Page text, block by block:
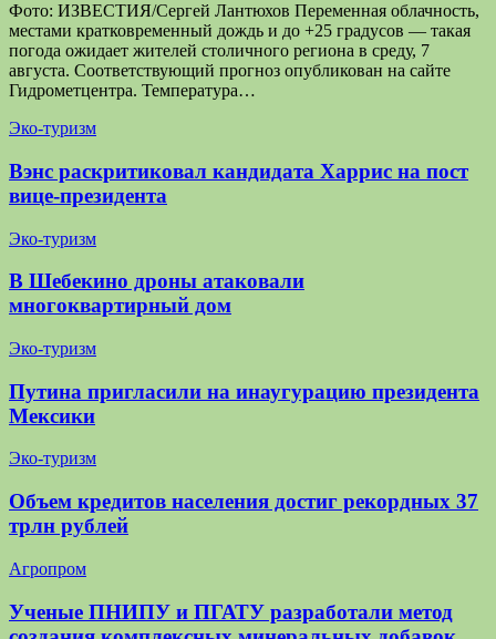
Фото: ИЗВЕСТИЯ/Сергей Лантюхов Переменная облачность,
местами кратковременный дождь и до +25 градусов — такая
погода ожидает жителей столичного региона в среду, 7
августа. Соответствующий прогноз опубликован на сайте
Гидрометцентра. Температура…
Эко-туризм
Вэнс раскритиковал кандидата Харрис на пост
вице-президента
Эко-туризм
В Шебекино дроны атаковали
многоквартирный дом
Эко-туризм
Путина пригласили на инаугурацию президента
Мексики
Эко-туризм
Объем кредитов населения достиг рекордных 37
трлн рублей
Агропром
Ученые ПНИПУ и ПГАТУ разработали метод